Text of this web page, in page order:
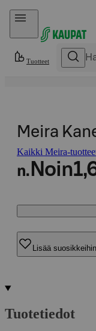
Hyppää sisältöön
Tuotteet
Meira
Kaikki Meira-
n. Noin
Lisää
Tuotetiedot